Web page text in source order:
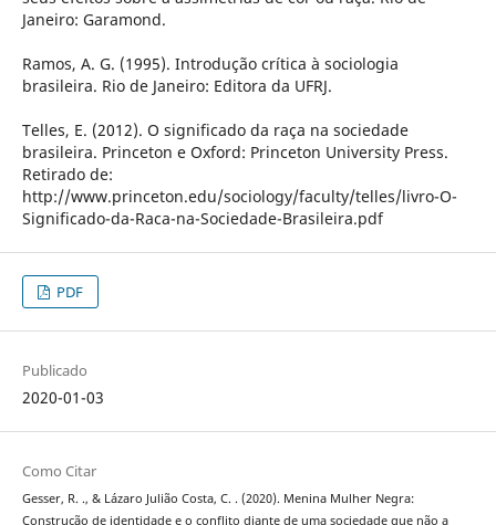
Janeiro: Garamond.
Ramos, A. G. (1995). Introdução crítica à sociologia
brasileira. Rio de Janeiro: Editora da UFRJ.
Telles, E. (2012). O significado da raça na sociedade
brasileira. Princeton e Oxford: Princeton University Press.
Retirado de:
http://www.princeton.edu/sociology/faculty/telles/livro-O-
Significado-da-Raca-na-Sociedade-Brasileira.pdf
PDF
Publicado
2020-01-03
Como Citar
Gesser, R. ., & Lázaro Julião Costa, C. . (2020). Menina Mulher Negra:
Construção de identidade e o conflito diante de uma sociedade que não a